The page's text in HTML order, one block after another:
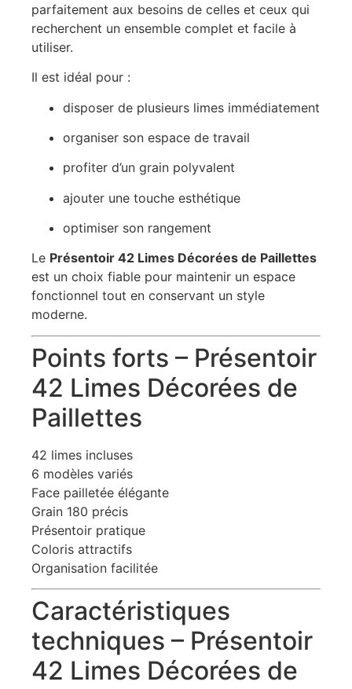
parfaitement aux besoins de celles et ceux qui
recherchent un ensemble complet et facile à
utiliser.
Il est idéal pour :
disposer de plusieurs limes immédiatement
organiser son espace de travail
profiter d’un grain polyvalent
ajouter une touche esthétique
optimiser son rangement
Le Présentoir 42 Limes Décorées de Paillettes
est un choix fiable pour maintenir un espace
fonctionnel tout en conservant un style
moderne.
Points forts – Présentoir
42 Limes Décorées de
Paillettes
42 limes incluses
6 modèles variés
Face pailletée élégante
Grain 180 précis
Présentoir pratique
Coloris attractifs
Organisation facilitée
Caractéristiques
techniques – Présentoir
42 Limes Décorées de